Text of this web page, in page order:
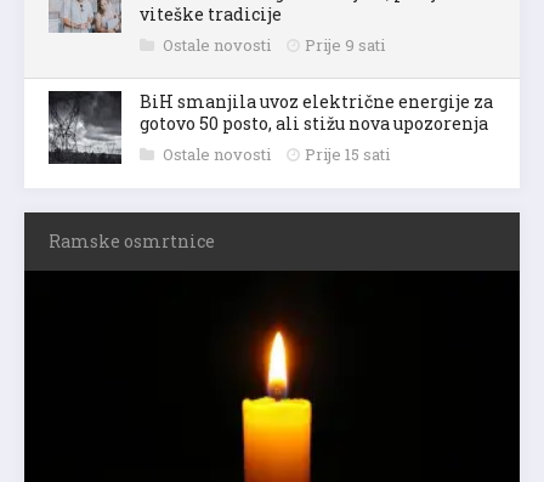
viteške tradicije
Ostale novosti Prije 9 sati
BiH smanjila uvoz električne energije za
gotovo 50 posto, ali stižu nova upozorenja
Ostale novosti Prije 15 sati
Ramske osmrtnice